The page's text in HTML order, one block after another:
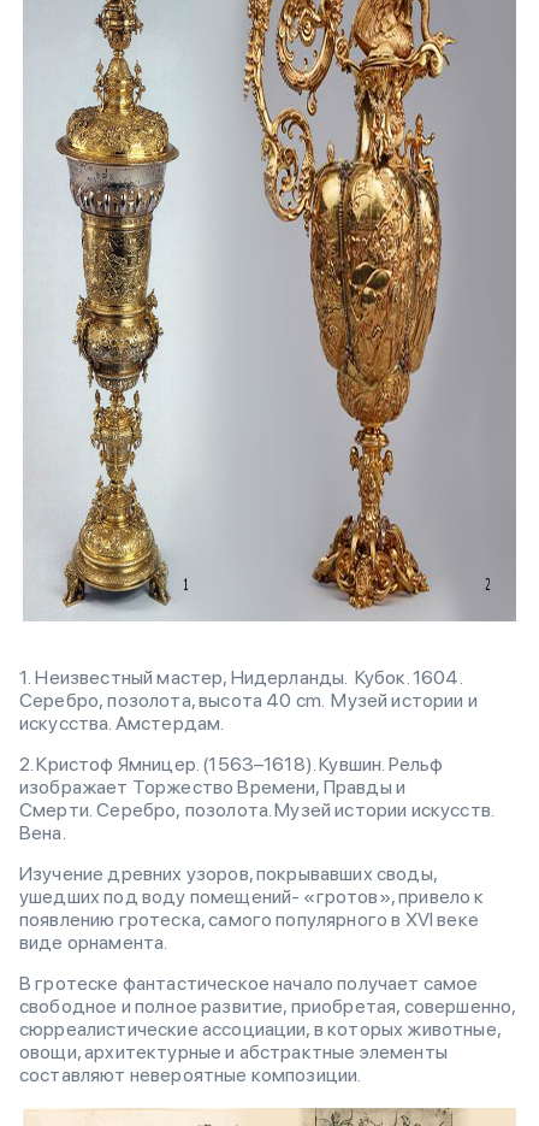
1. Неизвестный мастер, Нидерланды. Кубок. 1604.
Серебро, позолота, высота 40 cm. Музей истории и
искусства. Амстердам.
2. Кристоф Ямницер. (1563–1618). Кувшин. Рельф
изображает Торжество Времени, Правды и
Смерти. Серебро, позолота. Музей истории искусств.
Вена.
Изучение древних узоров, покрывавших своды,
ушедших под воду помещений- «гротов», привело к
появлению гротеска, самого популярного в ХVI веке
виде орнамента.
В гротеске фантастическое начало получает самое
свободное и полное развитие, приобретая, совершенно,
сюрреалистические ассоциации, в которых животные,
овощи, архитектурные и абстрактные элементы
составляют невероятные композиции.